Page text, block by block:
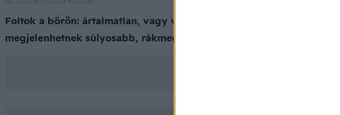
Foltok a bőrön: ártalmatlan, vagy veszélyes? A túlzásba vitt
megjelenhetnek súlyosabb, rákmegelőző állapotra utaló jelek is.